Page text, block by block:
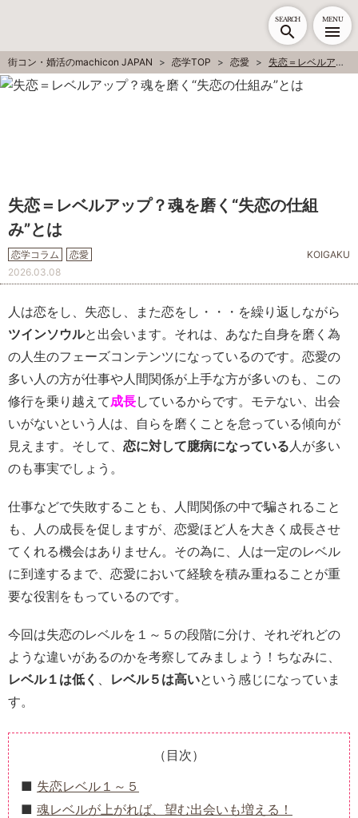
SEARCH MENU
街コン・婚活のmachicon JAPAN 恋学TOP 恋愛 失恋＝レベルアップ？魂を磨く“失恋の仕組み”とは
失恋＝レベルアップ？魂を磨く“失恋の仕組
み”とは
恋学コラム 恋愛
KOIGAKU
2026.03.08
人は恋をし、失恋し、また恋をし・・・を繰り返しながら
ツインソウルと出会います。それは、あなた自身を磨く為
の人生のフェーズコンテンツになっているのです。恋愛の
多い人の方が仕事や人間関係が上手な方が多いのも、この
修行を乗り越えて成長しているからです。モテない、出会
いがないという人は、自らを磨くことを怠っている傾向が
見えます。そして、 恋に対して臆病になっている人が多い
のも事実でしょう。
仕事などで失敗することも、人間関係の中で騙されること
も、人の成長を促しますが、恋愛ほど人を大きく成長させ
てくれる機会はありません。その為に、人は一定のレベル
に到達するまで、恋愛において経験を積み重ねることが重
要な役割をもっているのです。
今回は失恋のレベルを１～５の段階に分け、それぞれどの
ような違いがあるのかを考察してみましょう！ちなみに、
レベル１は低く 、 レベル５は高いという感じになっていま
す。
（目次）
失恋レベル１～５
魂レベルが上がれば、望む出会いも増える！